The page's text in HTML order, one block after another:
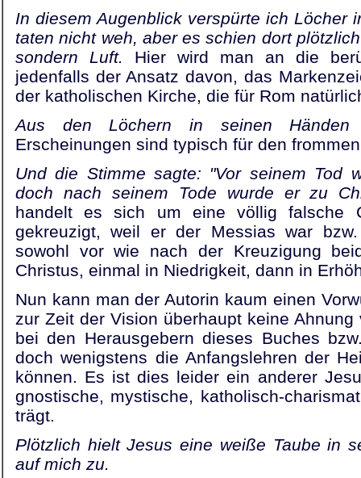
In diesem Augenblick verspürte ich Löcher
taten nicht weh, aber es schien dort
sondern Luft. Hier wird man an die
jedenfalls der Ansatz davon, das
der katholischen Kirche, die für Rom
Aus den Löchern in seinen
Erscheinungen sind typisch für den
Und die Stimme sagte: "Vor seinem Tod
doch nach seinem Tode wurde er zu
handelt es sich um eine völlig falsche
gekreuzigt, weil er der Messias war
sowohl vor wie nach der Kreuzigung
Christus, einmal in Niedrigkeit, dann in
Nun kann man der Autorin kaum einen
zur Zeit der Vision überhaupt keine
bei den Herausgebern dieses Buches
doch wenigstens die Anfangslehren der
können. Es ist dies leider ein anderer
gnostische, mystische, katholisch-
trägt.
Plötzlich hielt Jesus eine weiße Taube in
auf mich zu.